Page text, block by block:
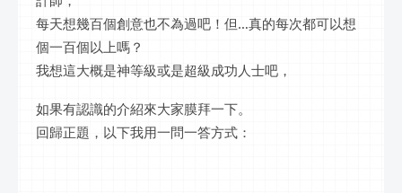
每天想幾百個創意也不為過吧！但…真的每次都可以想
個一百個以上嗎？
我想這大概是神等級或是超級成功人士吧，
如果有認識的介紹來大家膜拜一下。
回歸正題，以下我用一問一答方式：